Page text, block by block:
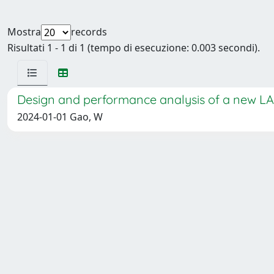
Mostra
records
Risultati 1 - 1 di 1 (tempo di esecuzione: 0.003 secondi).
Design and performance analysis of a new
2024-01-01 Gao, W